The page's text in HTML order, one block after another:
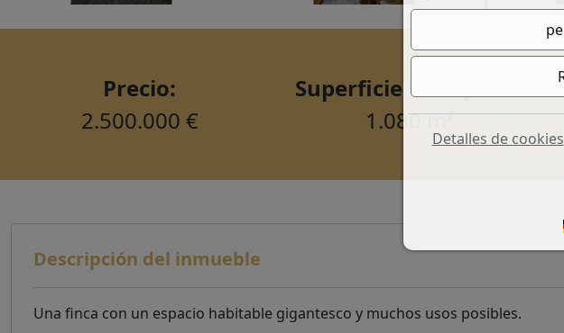
Precio:
2.500.000 €
Superficie útil aprox.:
1.080 m²
Descripción del inmueble
Una finca con un espacio habitable gigantesco y muchos usos posibles.
Detalles de cookies